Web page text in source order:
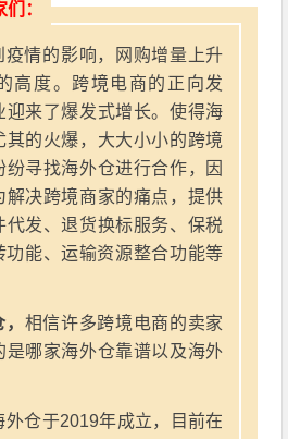
：
疫情的影响，网购增量上升
高度。跨境电商的正向发
迎来了爆发式增长。使得海
其的火爆，大大小小的跨境
纷寻找海外仓进行合作，因
解决跨境商家的痛点，提供
代发、退货换标服务、保税
功能、运输资源整合功能等
相信许多跨境电商的卖家
是哪家海外仓靠谱以及海外
外仓于2019年成立，目前在